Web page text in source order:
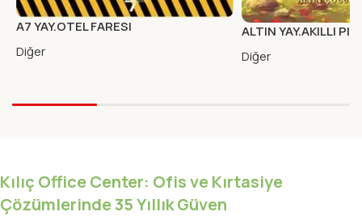
A7 YAY.OTEL FARESI
Diğer
ALTIN YAY.AKILLI
Diğer
Kılıç Office Center: Ofis ve Kırtasiye
Çözümlerinde 35 Yıllık Güven